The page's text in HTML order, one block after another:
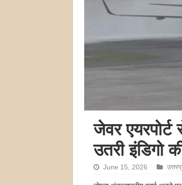
जेवर
उतरी इंडिगो
June 15, 2026